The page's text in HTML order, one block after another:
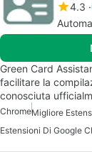
4.3
Green Card
facilitare la
conosciuta
Chrome
Estensioni Di Google